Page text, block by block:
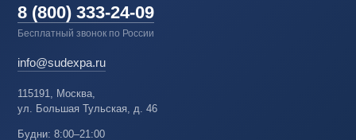
8 (800) 333-24-09
Бесплатный звонок по России
info@sudexpa.ru
115191, Москва,
ул. Большая Тульская, д. 46
Будни: 8:00–21:00